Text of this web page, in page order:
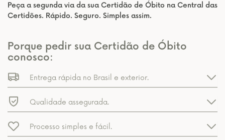
Peça a segunda via da sua Certidão de Óbito na Central das
Certidões. Rápido. Seguro. Simples assim.
Porque pedir sua Certidão de Óbito
conosco:
Entrega rápida no Brasil e exterior.
Qualidade assegurada.
Processo simples e fácil.